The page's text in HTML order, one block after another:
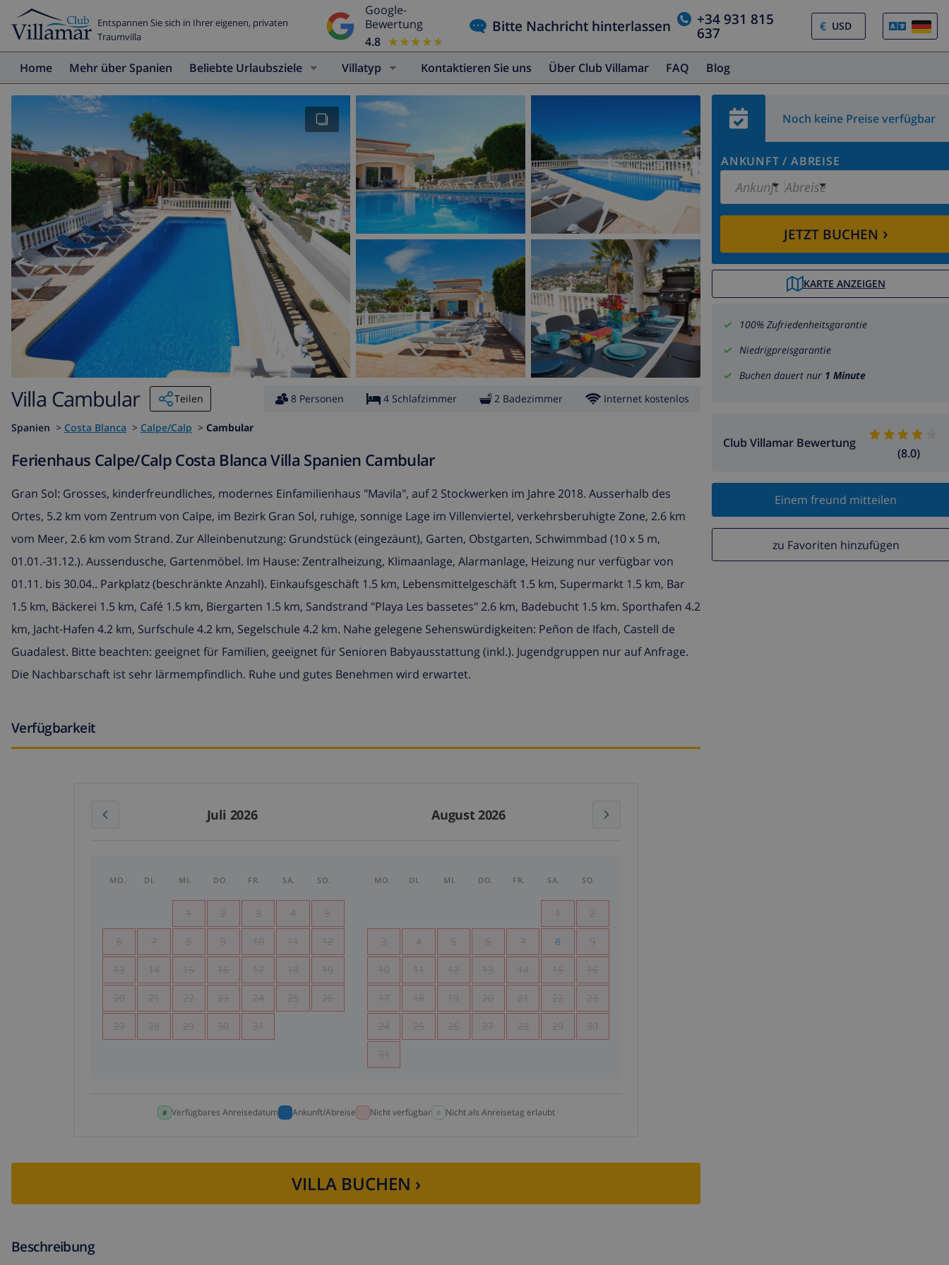
Entspannen Sie sich in Ihrer eigenen, privaten
Traumvilla
Google-
Bewertung
4.8 ★★★★★
★★★★★
Bitte Nachricht hinterlassen +34 931 815
637 €
Home Mehr über Spanien Beliebte Urlaubsziele Villatyp Kontaktieren Sie uns Über Club Villamar FAQ Blog
Noch keine Preise verfügbar
ANKUNFT / ABREISE
Ankunft Abreise
JETZT BUCHEN ›
KARTE ANZEIGEN
100% Zufriedenheitsgarantie
Niedrigpreisgarantie
Buchen dauert nur 1 Minute
Club Villamar Bewertung
(8.0)
Einem freund mitteilen
zu Favoriten hinzufügen
Villa Cambular Teilen 8 Personen 4 Schlafzimmer 2 Badezimmer Internet kostenlos
Spanien > Costa Blanca > Calpe/Calp > Cambular
Ferienhaus Calpe/Calp Costa Blanca Villa Spanien Cambular
Gran Sol: Grosses, kinderfreundliches, modernes Einfamilienhaus "Mavila", auf 2 Stockwerken im Jahre 2018. Ausserhalb des
Ortes, 5.2 km vom Zentrum von Calpe, im Bezirk Gran Sol, ruhige, sonnige Lage im Villenviertel, verkehrsberuhigte Zone, 2.6 km
vom Meer, 2.6 km vom Strand. Zur Alleinbenutzung: Grundstück (eingezäunt), Garten, Obstgarten, Schwimmbad (10 x 5 m,
01.01.-31.12.). Aussendusche, Gartenmöbel. Im Hause: Zentralheizung, Klimaanlage, Alarmanlage, Heizung nur verfügbar von
01.11. bis 30.04.. Parkplatz (beschränkte Anzahl). Einkaufsgeschäft 1.5 km, Lebensmittelgeschäft 1.5 km, Supermarkt 1.5 km, Bar
1.5 km, Bäckerei 1.5 km, Café 1.5 km, Biergarten 1.5 km, Sandstrand "Playa Les bassetes" 2.6 km, Badebucht 1.5 km. Sporthafen 4.2
km, Jacht-Hafen 4.2 km, Surfschule 4.2 km, Segelschule 4.2 km. Nahe gelegene Sehenswürdigkeiten: Peñon de Ifach, Castell de
Guadalest. Bitte beachten: geeignet für Familien, geeignet für Senioren Babyausstattung (inkl.). Jugendgruppen nur auf Anfrage.
Die Nachbarschaft ist sehr lärmempfindlich. Ruhe und gutes Benehmen wird erwartet.
Verfügbarkeit
Juli 2026 August 2026
MO. DI. MI. DO. FR. SA. SO.
1 2 3 4 5
6 7 8 9 10 11 12
13 14 15 16 17 18 19
20 21 22 23 24 25 26
27 28 29 30 31
MO. DI. MI. DO. FR. SA. SO.
1 2
3 4 5 6 7 8 9
10 11 12 13 14 15 16
17 18 19 20 21 22 23
24 25 26 27 28 29 30
31
Verfügbares Anreisedatum Ankunft/Abreise Nicht verfügbar Nicht als Anreisetag erlaubt
VILLA BUCHEN ›
Beschreibung